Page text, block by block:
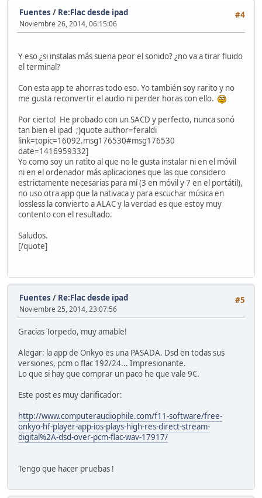
#4
Fuentes / Re:Flac desde ipad
Noviembre 26, 2014, 06:15:06
Y eso ¿si instalas más suena peor el sonido? ¿no va a tirar fluido
el terminal?
Con esta app te ahorras todo eso. Yo también soy rarito y no
me gusta reconvertir el audio ni perder horas con ello.
Por cierto! He probado con un SACD y perfecto, nunca sonó
tan bien el ipad ;)quote author=feraldi
link=topic=16092.msg176530#msg176530
date=1416959332]
Yo como soy un ratito al que no le gusta instalar ni en el móvil
ni en el ordenador más aplicaciones que las que considero
estrictamente necesarias para mí (3 en móvil y 7 en el portátil),
no uso otra app que la nativaca y para escuchar música en
lossless la convierto a ALAC y la verdad es que estoy muy
contento con el resultado.
Saludos.
[/quote]
#5
Fuentes / Re:Flac desde ipad
Noviembre 25, 2014, 23:07:56
Gracias Torpedo, muy amable!
Alegar: la app de Onkyo es una PASADA. Dsd en todas sus
versiones, pcm o flac 192/24... Impresionante.
Lo que si hay que comprar un paco he que vale 9€.
Este post es muy clarificador:
http://www.computeraudiophile.com/f11-software/free-
onkyo-hf-player-app-ios-plays-high-res-direct-stream-
digital%2A-dsd-over-pcm-flac-wav-17917/
Tengo que hacer pruebas !